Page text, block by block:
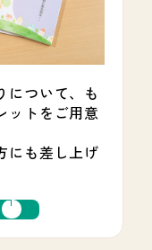
について、も
ットをご用意
にも差し上げ